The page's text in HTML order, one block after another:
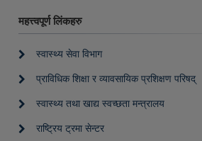
महत्त्वपूर्ण लिंकहरु
स्वास्थ्य सेवा विभाग
प्राविधिक शिक्षा र व्यावसायिक प्रशिक्षण परिषद्
स्वास्थ्य तथा खाद्य स्वच्छता मन्त्रालय
राष्ट्रिय ट्रमा सेन्टर